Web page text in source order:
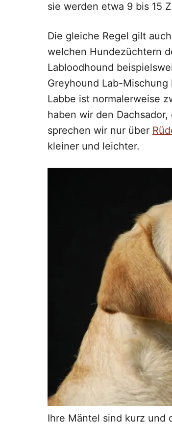
sie werden etwa 9 bis 15
Die gleiche Regel gilt
welchen Hundezüchtern
Labloodhound
Greyhound Lab-
Labbe ist normalerweise
haben wir den
sprechen wir nur über
kleiner und leichter.
Ihre Mäntel sind kurz und